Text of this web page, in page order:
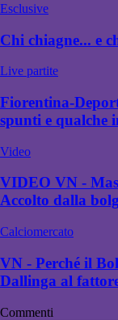
Esclusive
Chi chiagne... e
Live partite
Fiorentina-
spunti e qualche
Video
VIDEO VN -
Accolto dalla
Calciomercato
VN - Perché il
Dallinga al
Commenti